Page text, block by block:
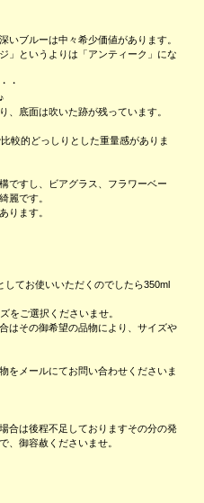
いブルーは中々希少価値があります。
」というよりは「アンティーク」にな
・
、底面は吹いた跡が残っています。
較的どっしりとした重量感がありま
ですし、ビアグラス、フラワーベー
麗です。
ります。
してお使いいただくのでしたら350ml
をご選択くださいませ。
はその御希望の品物により、サイズや
をメールにてお問い合わせくださいま
合は後程不足しておりますその分の発
、御容赦くださいませ。